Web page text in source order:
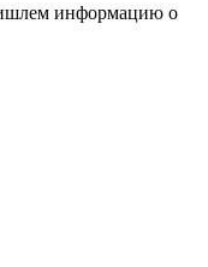
информацию о